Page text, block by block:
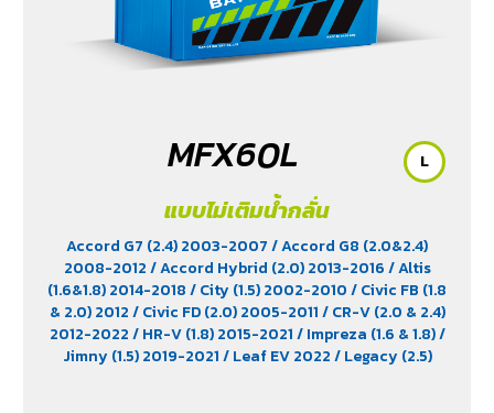
MFX60L
แบบไม่เติมน้ำกลั่น
Accord G7 (2.4) 2003-2007/ Accord G8 (2.0&2.4)
2008-2012/ Accord Hybrid (2.0) 2013-2016/ Altis
(1.6&1.8) 2014-2018/ City (1.5) 2002-2010/ Civic FB (1.8
& 2.0) 2012/ Civic FD (2.0) 2005-2011/ CR-V (2.0 & 2.4)
2012-2022/ HR-V (1.8) 2015-2021/ Impreza (1.6 & 1.8)/
Jimny (1.5) 2019-2021/ Leaf EV 2022/ Legacy (2.5)
L